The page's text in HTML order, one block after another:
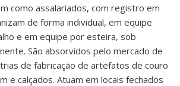
como assalariados, com registro em
de forma individual, em equipe
e em equipe por esteira, sob
São absorvidos pelo mercado de
de fabricação de artefatos de couro
e calçados. Atuam em locais fechados